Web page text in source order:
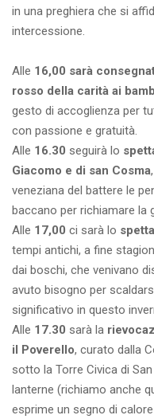
in una preghiera che si
intercessione.
Alle 16,00 sarà
rosso della carità ai
gesto di accoglienza per
con passione e gratuità.
Alle 16.30 seguirà lo
Giacomo e di san Cosma
veneziana del battere le
baccano per richiamare la
Alle 17,00 ci sarà lo
tempi antichi, a fine
dai boschi, che venivano
avuto bisogno per
significativo in questo
Alle 17.30 sarà la
il Poverello, curato dalla
sotto la Torre Civica di
lanterne (richiamo anche
esprime un segno di